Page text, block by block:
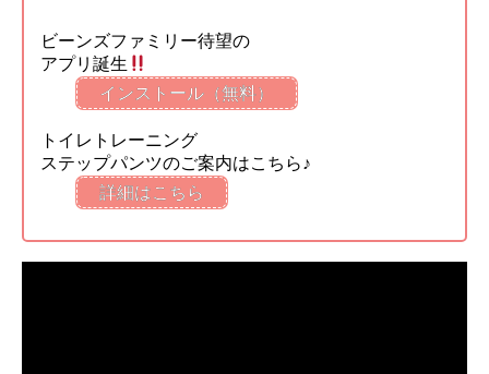
ビーンズファミリー待望の
アプリ誕生
インストール（無料）
トイレトレーニング
ステップパンツのご案内はこちら♪
詳細はこちら